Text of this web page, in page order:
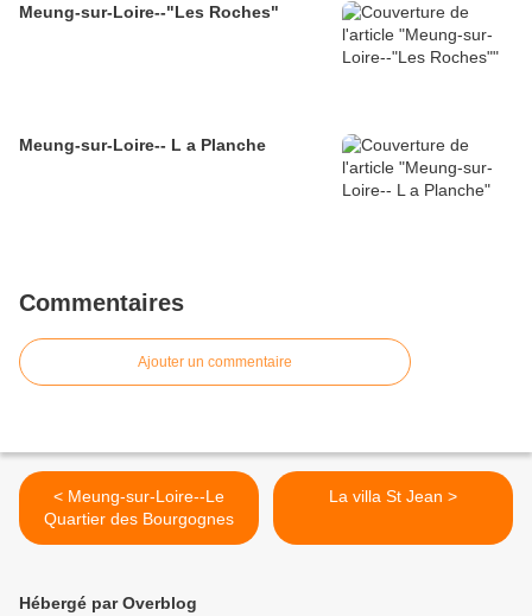
Meung-sur-Loire--"Les Roches"
Meung-sur-Loire-- L a Planche
Commentaires
Ajouter un commentaire
< Meung-sur-Loire--Le
Quartier des Bourgognes
La villa St Jean >
Hébergé par Overblog